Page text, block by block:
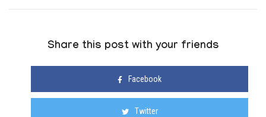
Share this post with your friends
Facebook
Twitter